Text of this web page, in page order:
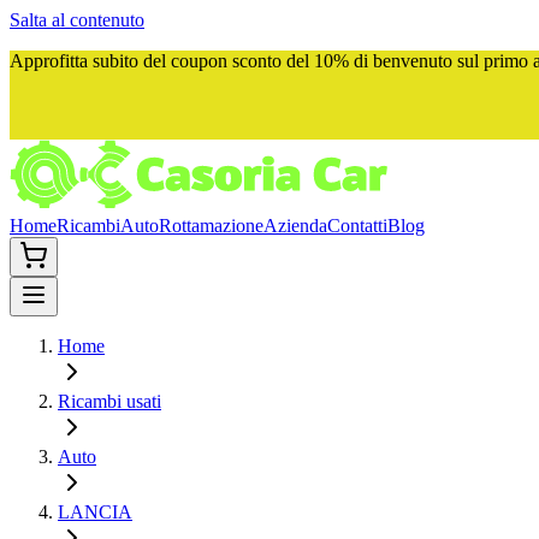
Salta al contenuto
Approfitta subito del coupon sconto del 10% di benvenuto sul primo
HomeRicambiAutoRottamazioneAziendaContattiBlog
Home
Ricambi usati
Auto
LANCIA